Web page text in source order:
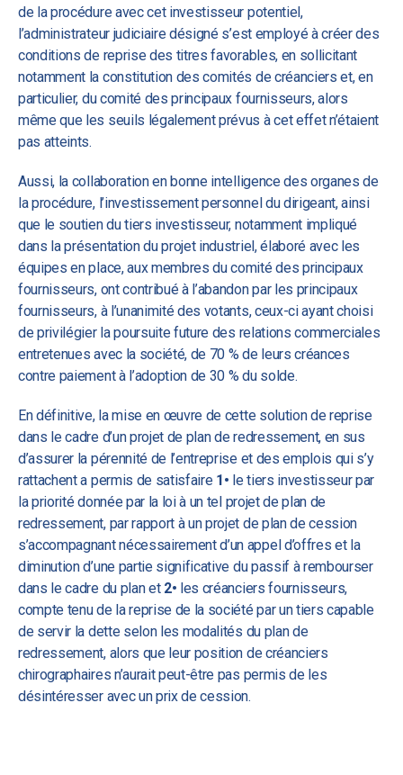
de la procédure avec cet investisseur potentiel,
l’administrateur judiciaire désigné s’est employé à créer des
conditions de reprise des titres favorables, en sollicitant
notamment la constitution des comités de créanciers et, en
particulier, du comité des principaux fournisseurs, alors
même que les seuils légalement prévus à cet effet n’étaient
pas atteints.
Aussi, la collaboration en bonne intelligence des organes de
la procédure, l’investissement personnel du dirigeant, ainsi
que le soutien du tiers investisseur, notamment impliqué
dans la présentation du projet industriel, élaboré avec les
équipes en place, aux membres du comité des principaux
fournisseurs, ont contribué à l’abandon par les principaux
fournisseurs, à l’unanimité des votants, ceux-ci ayant choisi
de privilégier la poursuite future des relations commerciales
entretenues avec la société, de 70 % de leurs créances
contre paiement à l’adoption de 30 % du solde.
En définitive, la mise en œuvre de cette solution de reprise
dans le cadre d’un projet de plan de redressement, en sus
d’assurer la pérennité de l’entreprise et des emplois qui s’y
rattachent a permis de satisfaire 1• le tiers investisseur par
la priorité donnée par la loi à un tel projet de plan de
redressement, par rapport à un projet de plan de cession
s’accompagnant nécessairement d’un appel d’offres et la
diminution d’une partie significative du passif à rembourser
dans le cadre du plan et 2• les créanciers fournisseurs,
compte tenu de la reprise de la société par un tiers capable
de servir la dette selon les modalités du plan de
redressement, alors que leur position de créanciers
chirographaires n’aurait peut-être pas permis de les
désintéresser avec un prix de cession.